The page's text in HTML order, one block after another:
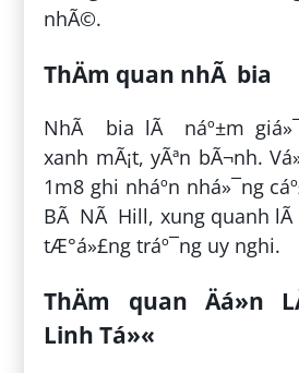
nhÃ©.
ThÄm quan nhÃ bia
NhÃ bia lÃ náº±m
xanh mÃ¡t, yÃªn bÃ¬nh.
1m8 ghi nháº­n nhá»¯ng
BÃ NÃ Hill, xung quanh
tÆ°á»£ng tráº¯ng uy nghi.
ThÄm quan Äá»n
Linh Tá»«